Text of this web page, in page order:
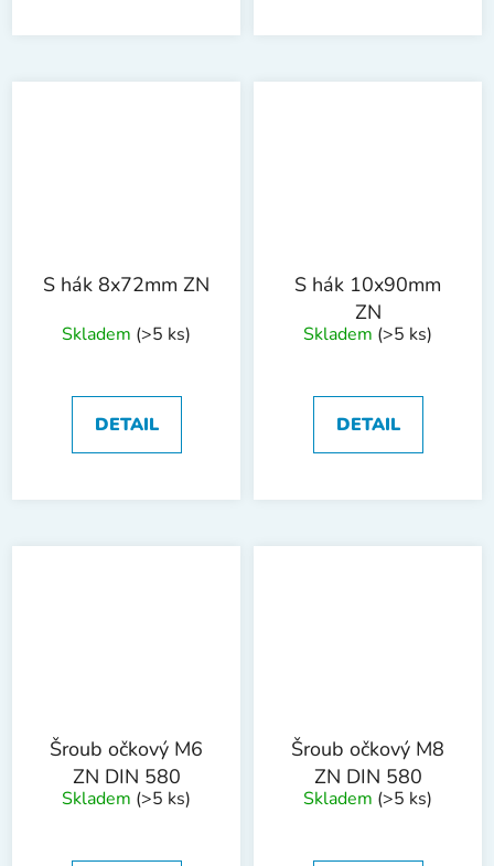
S hák 8x72mm ZN
Skladem (>5 ks)
DETAIL
S hák 10x90mm
ZN
Skladem (>5 ks)
DETAIL
Šroub očkový M6
ZN DIN 580
Skladem (>5 ks)
Šroub očkový M8
ZN DIN 580
Skladem (>5 ks)